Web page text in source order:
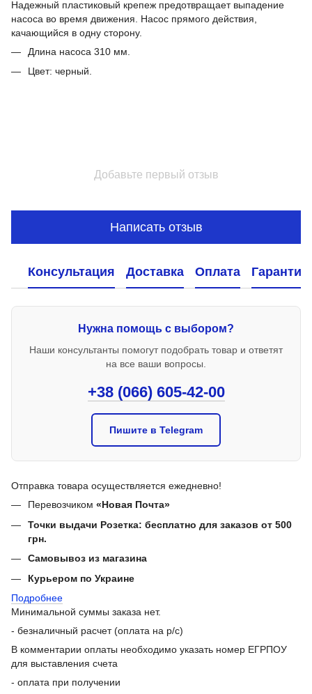
Надежный пластиковый крепеж предотвращает выпадение
насоса во время движения. Насос прямого действия,
качающийся в одну сторону.
Длина насоса 310 мм.
Цвет: черный.
Добавьте первый отзыв
Написать отзыв
Консультация Доставка Оплата Гарантия
Нужна помощь с выбором?
Наши консультанты помогут подобрать товар и ответят
на все ваши вопросы.
+38 (066) 605-42-00
Пишите в Telegram
Отправка товара осуществляется ежедневно!
Перевозчиком «Новая Почта»
Точки выдачи Розетка: бесплатно для заказов от 500
грн.
Самовывоз из магазина
Курьером по Украине
Подробнее
Минимальной суммы заказа нет.
- безналичный расчет (оплата на р/с)
В комментарии оплаты необходимо указать номер ЕГРПОУ
для выставления счета
- оплата при получении